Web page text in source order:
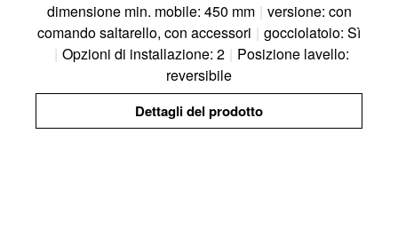
dimensione min. mobile: 450 mm | versione: con
comando saltarello, con accessori | gocciolatoio: Sì
| Opzioni di installazione: 2 | Posizione lavello:
reversibile
Dettagli del prodotto